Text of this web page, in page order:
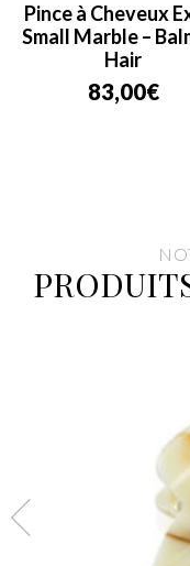
Pince à Cheveux
Small Marble –
Hair
83,00€